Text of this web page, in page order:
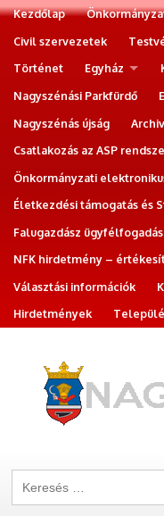
Kezdőlap
Civil szervezetek
Történet
Egyház
Nagyszénási Parkfürdő
Nagyszénás újság
Csatlakozás az ASP
Önkormányzati
Életkezdési támogatás és
Falugazdász ügyfélfogadás
NFK hirdetmény –
Választási információk
Hirdetmények